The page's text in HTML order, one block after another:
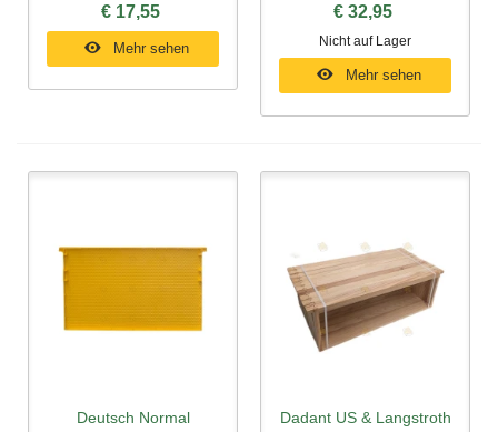
€ 17,55
Mehr sehen
€ 32,95
Nicht auf Lager
Mehr sehen
Deutsch Normal
Dadant US & Langstroth